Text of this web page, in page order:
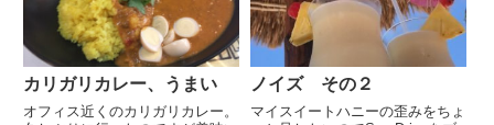
カリガリカレー、うまい
オフィス近くのカリガリカレー。
ノイズ その２
マイスイートハニーの歪みをちょ